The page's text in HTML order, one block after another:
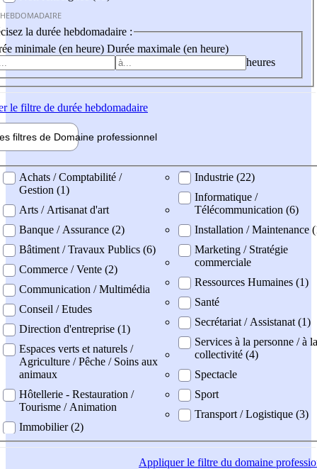
la durée hebdomadaire :
minimale (en heure) Durée maximale (en heure)
heures
le filtre de durée hebdomadaire
filtres de Domaine professionnel
professionel
Achats / Comptabilité /
Gestion (1)
Arts / Artisanat d'art
Banque / Assurance (2)
Bâtiment / Travaux Publics (6)
Commerce / Vente (2)
Communication / Multimédia
Conseil / Etudes
Direction d'entreprise (1)
Espaces verts et naturels /
Agriculture / Pêche / Soins aux
animaux
Hôtellerie - Restauration /
Tourisme / Animation
Immobilier (2)
Industrie (22)
Informatique /
Télécommunication (6)
Installation / Maintenance
Marketing / Stratégie
commerciale
Ressources Humaines (1)
Santé
Secrétariat / Assistanat (1)
Services à la personne / à la
collectivité (4)
Spectacle
Sport
Transport / Logistique (3)
Appliquerle filtre du domaine